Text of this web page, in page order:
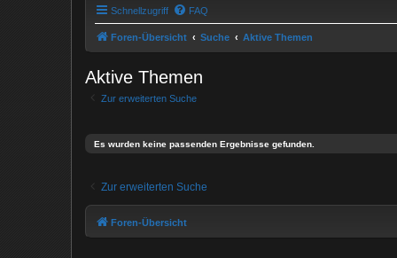
Schnellzugriff FAQ
Foren-Übersicht Suche Aktive Themen
Aktive Themen
Zur erweiterten Suche
Es wurden keine passenden Ergebnisse gefunden.
Zur erweiterten Suche
Foren-Übersicht